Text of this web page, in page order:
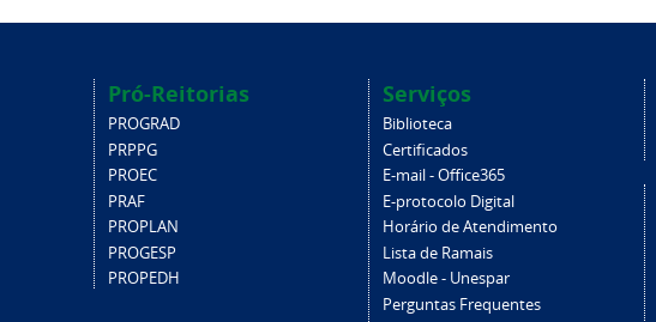
Pró-Reitorias
PROGRAD
PRPPG
PROEC
PRAF
PROPLAN
PROGESP
PROPEDH
Serviços
Biblioteca
Certificados
E-mail - Office365
E-protocolo Digital
Horário de Atendimento
Lista de Ramais
Moodle - Unespar
Perguntas Frequentes